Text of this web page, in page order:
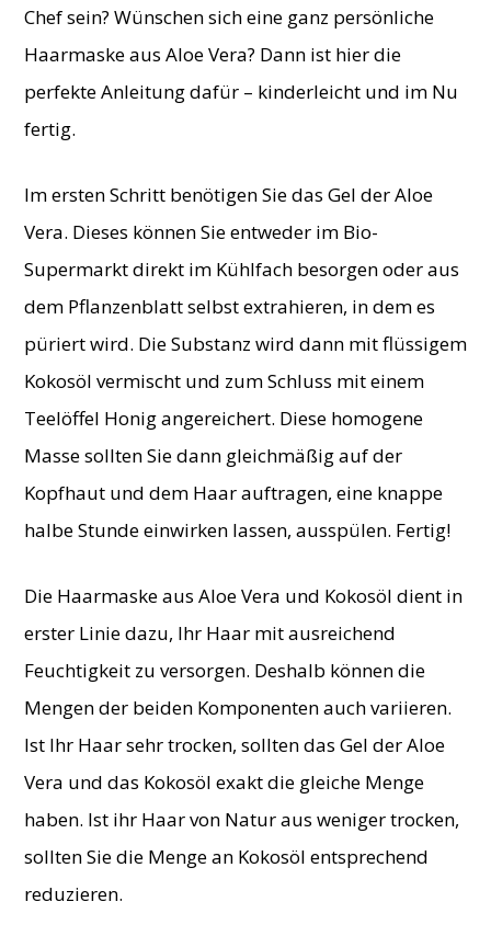
Chef sein? Wünschen sich eine ganz persönliche
Haarmaske aus Aloe Vera? Dann ist hier die
perfekte Anleitung dafür – kinderleicht und im Nu
fertig.
Im ersten Schritt benötigen Sie das Gel der Aloe
Vera. Dieses können Sie entweder im Bio-
Supermarkt direkt im Kühlfach besorgen oder aus
dem Pflanzenblatt selbst extrahieren, in dem es
püriert wird. Die Substanz wird dann mit flüssigem
Kokosöl vermischt und zum Schluss mit einem
Teelöffel Honig angereichert. Diese homogene
Masse sollten Sie dann gleichmäßig auf der
Kopfhaut und dem Haar auftragen, eine knappe
halbe Stunde einwirken lassen, ausspülen. Fertig!
Die Haarmaske aus Aloe Vera und Kokosöl dient in
erster Linie dazu, Ihr Haar mit ausreichend
Feuchtigkeit zu versorgen. Deshalb können die
Mengen der beiden Komponenten auch variieren.
Ist Ihr Haar sehr trocken, sollten das Gel der Aloe
Vera und das Kokosöl exakt die gleiche Menge
haben. Ist ihr Haar von Natur aus weniger trocken,
sollten Sie die Menge an Kokosöl entsprechend
reduzieren.